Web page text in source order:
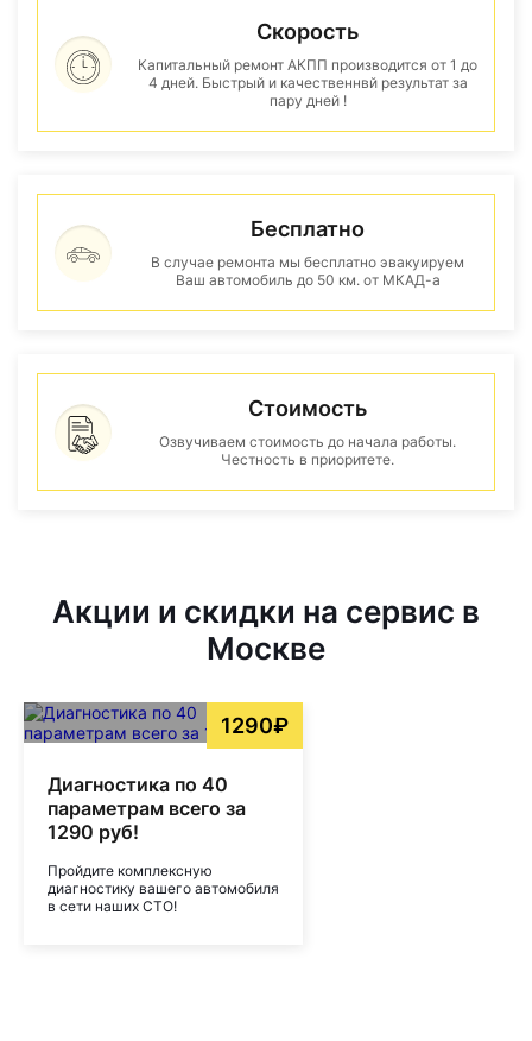
Скорость
Капитальный ремонт АКПП производится от 1 до
4 дней. Быстрый и качественнвй результат за
пару дней !
Бесплатно
В случае ремонта мы бесплатно эвакуируем
Ваш автомобиль до 50 км. от МКАД-а
Стоимость
Озвучиваем стоимость до начала работы.
Честность в приоритете.
Акции и скидки на сервис в
Москве
1290₽
Диагностика по 40
параметрам всего за
1290 руб!
Пройдите комплексную
диагностику вашего автомобиля
в сети наших СТО!